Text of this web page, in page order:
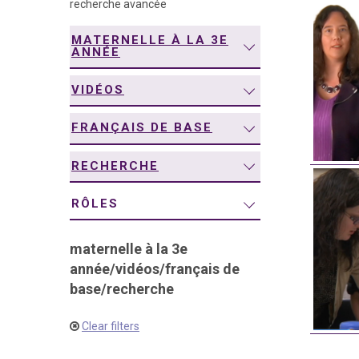
recherche avancée
MATERNELLE À LA 3E
ANNÉE
VIDÉOS
FRANÇAIS DE BASE
RECHERCHE
RÔLES
maternelle à la 3e
année/vidéos/français de
base/recherche
Clear filters